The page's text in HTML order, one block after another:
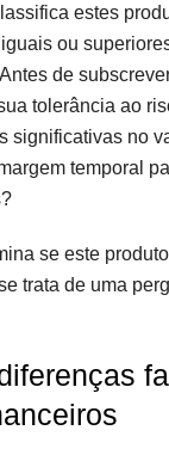
estes
ou
de
tolerância ao
significativas no
temporal
se este
trata de uma